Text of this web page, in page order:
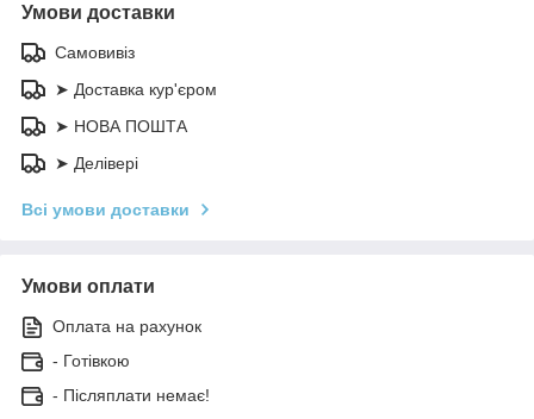
Умови доставки
Самовивіз
➤ Доставка кур'єром
➤ НОВА ПОШТА
➤ Делівері
Всі умови доставки
Умови оплати
Оплата на рахунок
- Готівкою
- Післяплати немає!